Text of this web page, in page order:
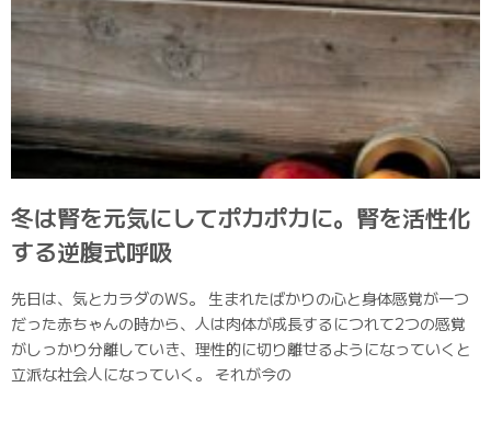
冬は腎を元気にしてポカポカに。腎を活性化
する逆腹式呼吸
先日は、気とカラダのWS。 生まれたばかりの心と身体感覚が一つ
だった赤ちゃんの時から、人は肉体が成長するにつれて2つの感覚
がしっかり分離していき、理性的に切り離せるようになっていくと
立派な社会人になっていく。 それが今の